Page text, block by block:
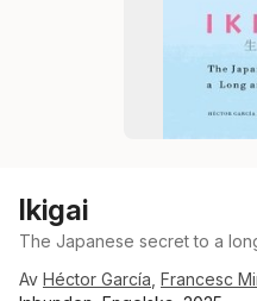
Ikigai
The Japanese secret to a
Av Héctor García Francesc